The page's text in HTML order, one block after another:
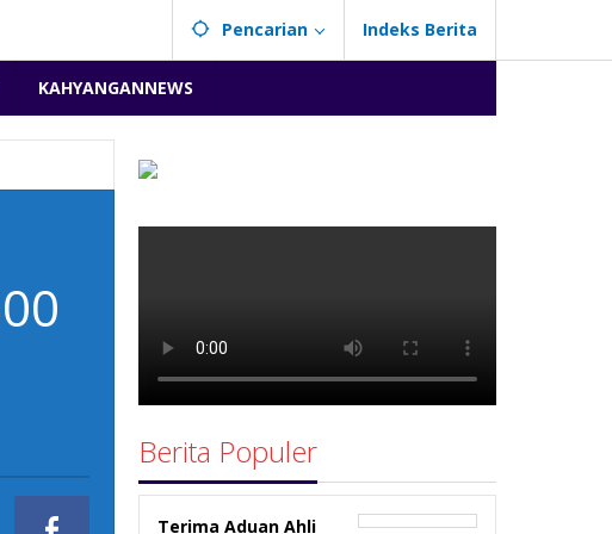
Pencarian Indeks Berita
KAHYANGANNEWS
Berita Populer
Terima Aduan Ahli